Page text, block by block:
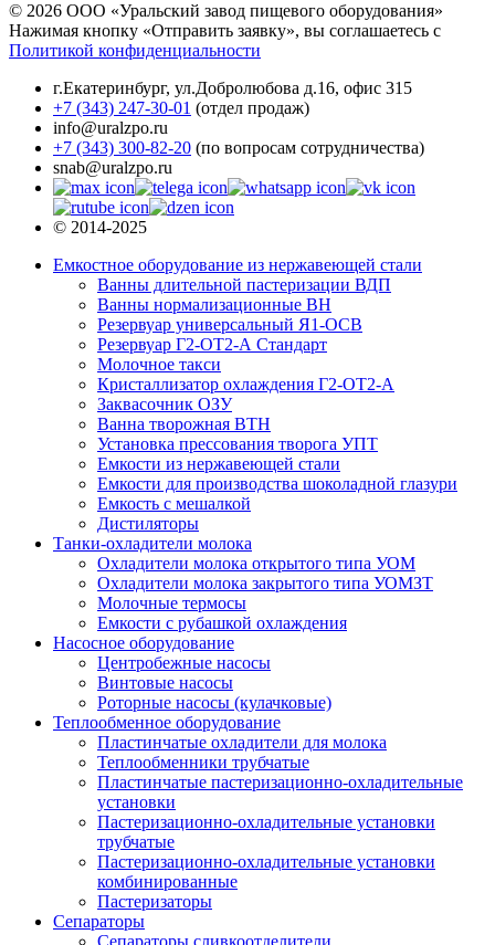
© 2026 ООО «Уральский завод пищевого оборудования»
Нажимая кнопку «Отправить заявку», вы соглашаетесь с
Политикой конфиденциальности
г.Екатеринбург, ул.Добролюбова д.16, офис 315
+7 (343) 247-30-01 (отдел продаж)
info@uralzpo.ru
+7 (343) 300-82-20 (по вопросам сотрудничества)
snab@uralzpo.ru
© 2014-2025
Емкостное оборудование из нержавеющей стали
Ванны длительной пастеризации ВДП
Ванны нормализационные ВН
Резервуар универсальный Я1-ОСВ
Резервуар Г2-ОТ2-А Стандарт
Молочное такси
Кристаллизатор охлаждения Г2-ОТ2-А
Заквасочник ОЗУ
Ванна творожная ВТН
Установка прессования творога УПТ
Емкости из нержавеющей стали
Емкости для производства шоколадной глазури
Емкость с мешалкой
Дистиляторы
Танки-охладители молока
Охладители молока открытого типа УОМ
Охладители молока закрытого типа УОМЗТ
Молочные термосы
Емкости с рубашкой охлаждения
Насосное оборудование
Центробежные насосы
Винтовые насосы
Роторные насосы (кулачковые)
Теплообменное оборудование
Пластинчатые охладители для молока
Теплообменники трубчатые
Пластинчатые пастеризационно-охладительные
установки
Пастеризационно-охладительные установки
трубчатые
Пастеризационно-охладительные установки
комбинированные
Пастеризаторы
Сепараторы
Сепараторы сливкоотделители